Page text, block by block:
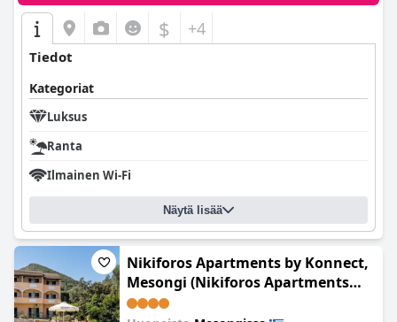
$ +4
Tiedot
Kategoriat
Luksus
Ranta
Ilmainen Wi-Fi
Näytä lisää
Nikiforos Apartments by Konnect,
Mesongi (Nikiforos Apartments
Corfu)